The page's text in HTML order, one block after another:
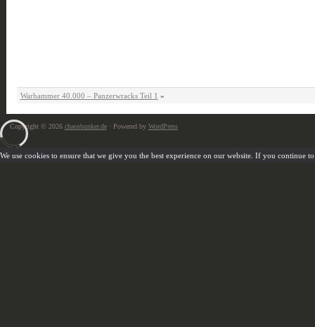
Warhammer 40.000 – Panzerwracks Teil 1 »
Copyright © 2026 chaosbunker.de· Powered by WordPress
We use cookies to ensure that we give you the best experience on our website. If you continue